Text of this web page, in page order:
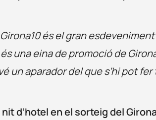
Girona10 és el gran esdeveniment
una eina de promoció de
un aparador del que s’hi pot
d’hotel en el sorteig del